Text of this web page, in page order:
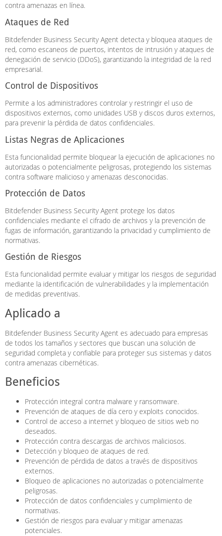
contra amenazas en línea.
Ataques de Red
Bitdefender Business Security Agent detecta y bloquea ataques de
red, como escaneos de puertos, intentos de intrusión y ataques de
denegación de servicio (DDoS), garantizando la integridad de la red
empresarial.
Control de Dispositivos
Permite a los administradores controlar y restringir el uso de
dispositivos externos, como unidades USB y discos duros externos,
para prevenir la pérdida de datos confidenciales.
Listas Negras de Aplicaciones
Esta funcionalidad permite bloquear la ejecución de aplicaciones no
autorizadas o potencialmente peligrosas, protegiendo los sistemas
contra software malicioso y amenazas desconocidas.
Protección de Datos
Bitdefender Business Security Agent protege los datos
confidenciales mediante el cifrado de archivos y la prevención de
fugas de información, garantizando la privacidad y cumplimiento de
normativas.
Gestión de Riesgos
Esta funcionalidad permite evaluar y mitigar los riesgos de seguridad
mediante la identificación de vulnerabilidades y la implementación
de medidas preventivas.
Aplicado a
Bitdefender Business Security Agent es adecuado para empresas
de todos los tamaños y sectores que buscan una solución de
seguridad completa y confiable para proteger sus sistemas y datos
contra amenazas cibernéticas.
Beneficios
Protección integral contra malware y ransomware.
Prevención de ataques de día cero y exploits conocidos.
Control de acceso a internet y bloqueo de sitios web no
deseados.
Protección contra descargas de archivos maliciosos.
Detección y bloqueo de ataques de red.
Prevención de pérdida de datos a través de dispositivos
externos.
Bloqueo de aplicaciones no autorizadas o potencialmente
peligrosas.
Protección de datos confidenciales y cumplimiento de
normativas.
Gestión de riesgos para evaluar y mitigar amenazas
potenciales.